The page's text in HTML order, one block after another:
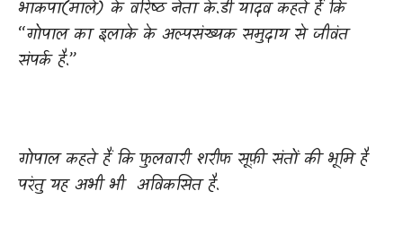
भाकपा(माले) के वरिष्ठ नेता के.डी यादव कहते हैं कि
“गोपाल का इलाके के अल्पसंख्यक समुदाय से जीवंत
संपर्क है.”
गोपाल कहते हैं कि फुलवारी शरीफ सूफ़ी संतों की भूमि है
परंतु यह अभी भी अविकसित है.